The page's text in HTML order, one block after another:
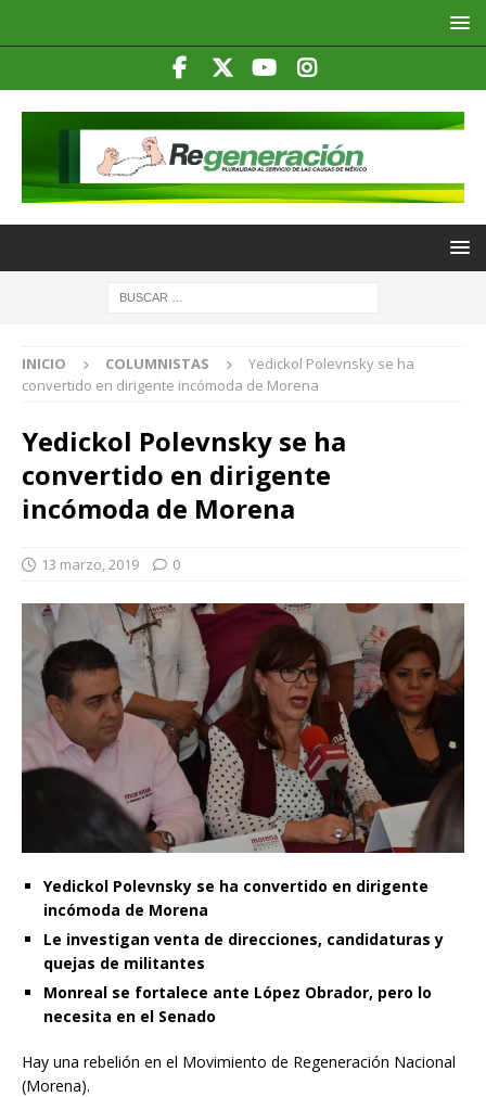
INICIO COLUMNISTAS
Yedickol Polevnsky se ha
convertido en dirigente incómoda de Morena
Yedickol Polevnsky se ha
convertido en dirigente
incómoda de Morena
13 marzo, 2019 0
Yedickol Polevnsky se ha convertido en dirigente
incómoda de Morena
Le investigan venta de direcciones, candidaturas y
quejas de militantes
Monreal se fortalece ante López Obrador, pero lo
necesita en el Senado
Hay una rebelión en el Movimiento de Regeneración Nacional
(Morena).